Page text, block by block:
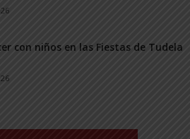
con niños en las Fiestas de Tudela